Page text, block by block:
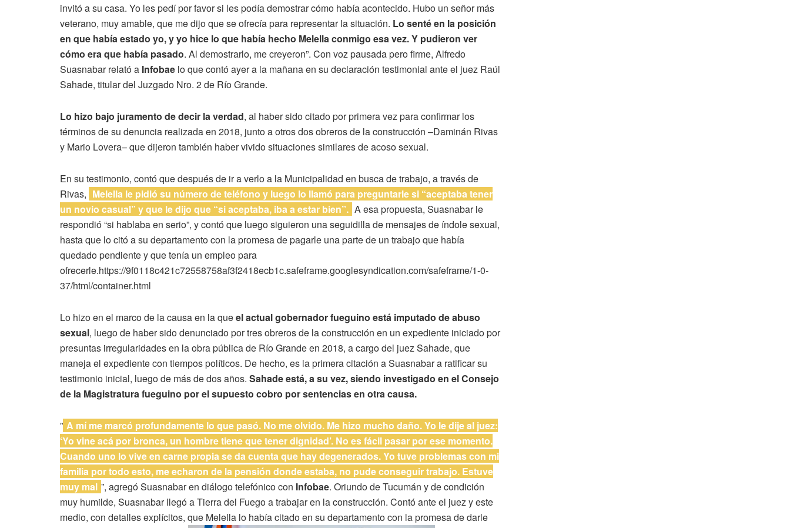
invitó a su casa. Yo les pedí por favor si les podía demostrar cómo había acontecido. Hubo un señor más
veterano, muy amable, que me dijo que se ofrecía para representar la situación. Lo senté en la posición
en que había estado yo, y yo hice lo que había hecho Melella conmigo esa vez. Y pudieron ver
cómo era que había pasado. Al demostrarlo, me creyeron”. Con voz pausada pero firme, Alfredo
Suasnabar relató a Infobae lo que contó ayer a la mañana en su declaración testimonial ante el juez Raúl
Sahade, titular del Juzgado Nro. 2 de Río Grande.
Lo hizo bajo juramento de decir la verdad, al haber sido citado por primera vez para confirmar los
términos de su denuncia realizada en 2018, junto a otros dos obreros de la construcción –Daminán Rivas
y Mario Lovera– que dijeron también haber vivido situaciones similares de acoso sexual.
En su testimonio, contó que después de ir a verlo a la Municipalidad en busca de trabajo, a través de
Rivas, Melella le pidió su número de teléfono y luego lo llamó para preguntarle si “aceptaba tener
un novio casual” y que le dijo que “si aceptaba, iba a estar bien”. A esa propuesta, Suasnabar le
respondió “si hablaba en serio”, y contó que luego siguieron una seguidilla de mensajes de índole sexual,
hasta que lo citó a su departamento con la promesa de pagarle una parte de un trabajo que había
quedado pendiente y que tenía un empleo para
ofrecerle.https://9f0118c421c72558758af3f2418ecb1c.safeframe.googlesyndication.com/safeframe/1-0-
37/html/container.html
Lo hizo en el marco de la causa en la queel actual gobernador fueguino está imputado de abuso
sexual, luego de haber sido denunciado por tres obreros de la construcción en un expediente iniciado por
presuntas irregularidades en la obra pública de Río Grande en 2018, a cargo del juez Sahade, que
maneja el expediente con tiempos políticos. De hecho, es la primera citación a Suasnabar a ratificar su
testimonio inicial, luego de más de dos años. Sahade está, a su vez, siendo investigado en el Consejo
de la Magistratura fueguino por el supuesto cobro por sentencias en otra causa.
” A mí me marcó profundamente lo que pasó. No me olvido. Me hizo mucho daño. Yo le dije al juez:
‘Yo vine acá por bronca, un hombre tiene que tener dignidad’. No es fácil pasar por ese momento.
Cuando uno lo vive en carne propia se da cuenta que hay degenerados. Yo tuve problemas con mi
familia por todo esto, me echaron de la pensión donde estaba, no pude conseguir trabajo. Estuve
muy mal ”, agregó Suasnabar en diálogo telefónico con Infobae. Oriundo de Tucumán y de condición
muy humilde, Suasnabar llegó a Tierra del Fuego a trabajar en la construcción. Contó ante el juez y este
medio, con detalles explícitos, que Melella lo había citado en su departamento con la promesa de darle